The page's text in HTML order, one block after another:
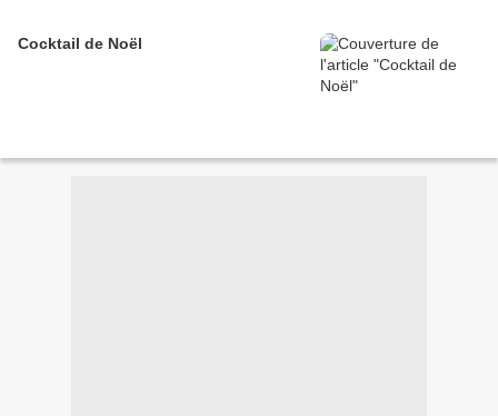
Cocktail de Noël